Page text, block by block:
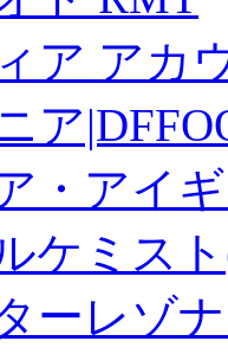
ア アカ
ア
・アイ
ケミス
ーレゾ